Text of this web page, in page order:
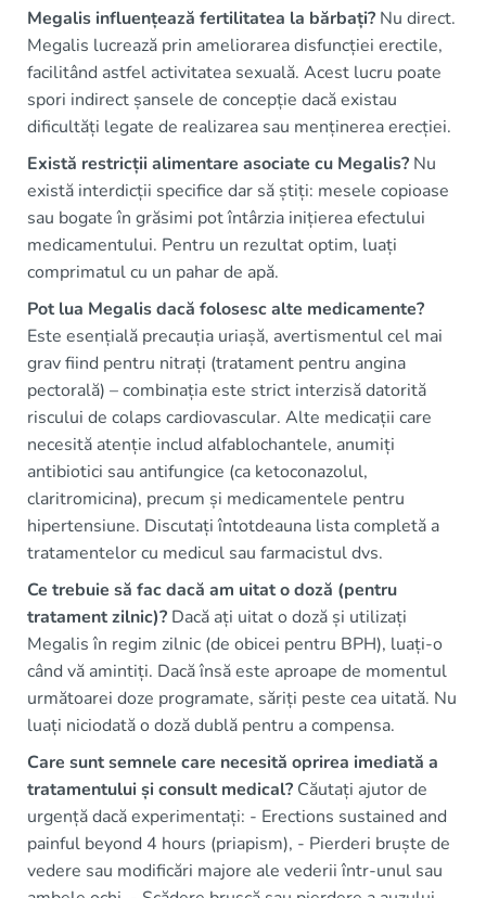
Megalis influențează fertilitatea la bărbați? Nu direct.
Megalis lucrează prin ameliorarea disfuncției erectile,
facilitând astfel activitatea sexuală. Acest lucru poate
spori indirect șansele de concepție dacă existau
dificultăți legate de realizarea sau menținerea erecției.
Există restricții alimentare asociate cu Megalis? Nu
există interdicții specifice dar să știți: mesele copioase
sau bogate în grăsimi pot întârzia inițierea efectului
medicamentului. Pentru un rezultat optim, luați
comprimatul cu un pahar de apă.
Pot lua Megalis dacă folosesc alte medicamente?
Este esențială precauția uriașă, avertismentul cel mai
grav fiind pentru nitrați (tratament pentru angina
pectorală) – combinația este strict interzisă datorită
riscului de colaps cardiovascular. Alte medicații care
necesită atenție includ alfablochantele, anumiți
antibiotici sau antifungice (ca ketoconazolul,
claritromicina), precum și medicamentele pentru
hipertensiune. Discutați întotdeauna lista completă a
tratamentelor cu medicul sau farmacistul dvs.
Ce trebuie să fac dacă am uitat o doză (pentru
tratament zilnic)? Dacă ați uitat o doză și utilizați
Megalis în regim zilnic (de obicei pentru BPH), luați-o
când vă amintiți. Dacă însă este aproape de momentul
următoarei doze programate, săriți peste cea uitată. Nu
luați niciodată o doză dublă pentru a compensa.
Care sunt semnele care necesită oprirea imediată a
tratamentului și consult medical? Căutați ajutor de
urgență dacă experimentați: - Erections sustained and
painful beyond 4 hours (priapism), - Pierderi bruște de
vedere sau modificări majore ale vederii într-unul sau